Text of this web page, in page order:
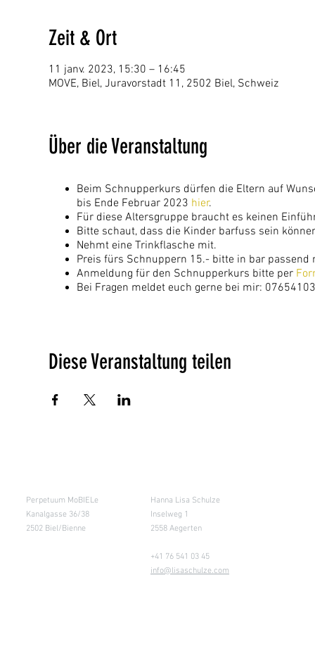
Zeit & Ort
11 janv. 2023, 15:30 – 16:45
MOVE, Biel, Juravorstadt 11, 2502 Biel, Schweiz
Über die Veranstaltung
Beim Schnupperkurs dürfen die Eltern auf
bis Ende Februar 2023 hier.
Für diese Altersgruppe braucht es keinen
Bitte schaut, dass die Kinder barfuss sein
Nehmt eine Trinkflasche mit.
Preis fürs Schnuppern 15.- bitte in bar passend
Anmeldung für den Schnupperkurs bitte per
Bei Fragen meldet euch gerne bei mir:
Diese Veranstaltung teilen
Perpetuum MoBIELe
Kanalgasse 36/38
2502 Biel/Bienne
Hanna Lisa Schulze
Inselweg 1
2558 Aegerten
+41 76 541 03 45
info@lisaschulze.com